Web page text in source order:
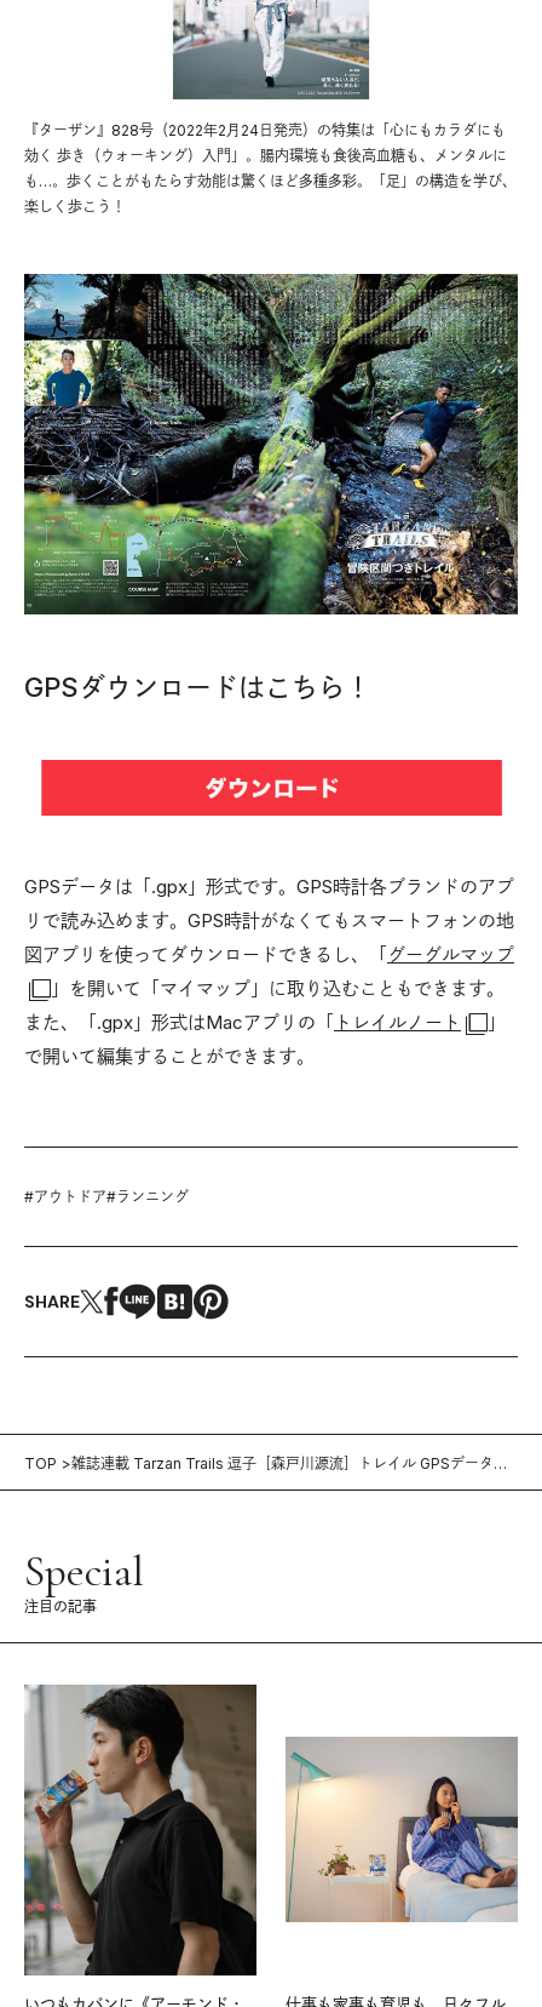
『ターザン』828号（2022年2月24日発売）の特集は「心にもカラダにも
効く 歩き（ウォーキング）入門」。腸内環境も食後高血糖も、メンタルに
も…。歩くことがもたらす効能は驚くほど多種多彩。「足」の構造を学び、
楽しく歩こう！
GPSダウンロードはこちら！
GPSデータは「.gpx」形式です。GPS時計各ブランドのアプ
リで読み込めます。GPS時計がなくてもスマートフォンの地
図アプリを使ってダウンロードできるし、「 グーグルマップ
」を開いて「マイマップ」に取り込むこともできます。
また、「.gpx」形式はMacアプリの「 トレイルノート
」
で開いて編集することができます。
#アウトドア#ランニング
SHARE
TOP
雑誌連載 Tarzan Trails 逗子［森戸川源流］トレイル GPSデータ
Special
注目の記事
いつもカバンに《アーモンド・ 仕事も家事も育児も。日々フル